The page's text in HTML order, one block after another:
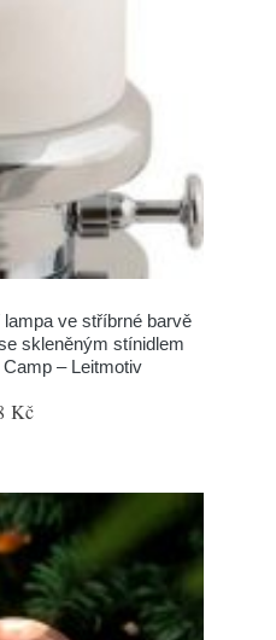
ve stříbrné barvě
skleněným stínidlem
– Leitmotiv
Kč